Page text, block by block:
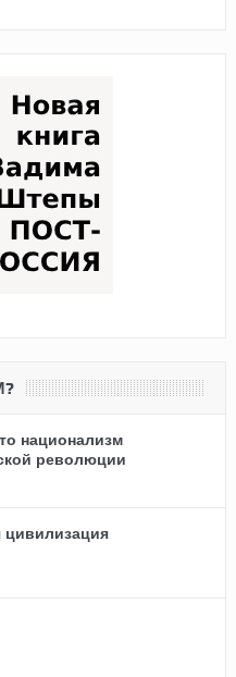
национализм
революции
цивилизация